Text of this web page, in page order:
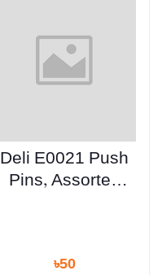
Deli E0021 Push
Pins, Assorted
৳50